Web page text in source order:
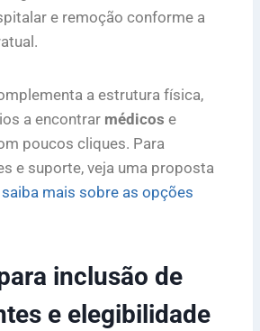
e remoção conforme a
a estrutura física,
a encontrar médicos e
poucos cliques. Para
e suporte, veja uma proposta
saiba mais sobre as opções
inclusão de
e elegibilidade